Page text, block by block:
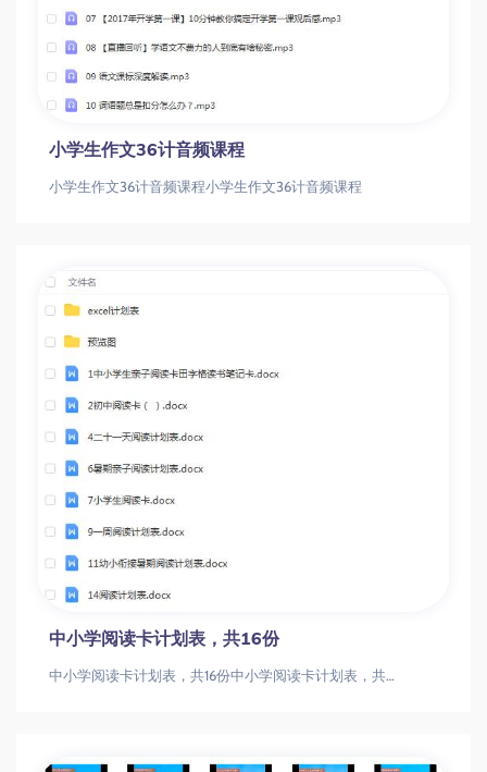
小学生作文36计音频课程
小学生作文36计音频课程小学生作文36计音频课程
中小学阅读卡计划表，共16份
中小学阅读卡计划表，共16份中小学阅读卡计划表，共16份